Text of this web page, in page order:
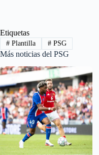
Etiquetas
#Plantilla #PSG
Más noticias del PSG